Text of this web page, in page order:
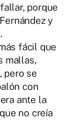
porque
y
fácil que
mallas,
pero se
con
ante la
no creía